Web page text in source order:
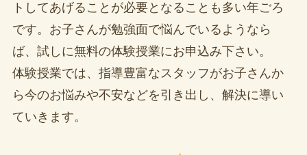
トしてあげることが必要となることも多い年ごろ
です。お子さんが勉強面で悩んでいるようなら
ば、試しに無料の体験授業にお申込み下さい。
体験授業では、指導豊富なスタッフがお子さんか
ら今のお悩みや不安などを引き出し、解決に導い
ていきます。